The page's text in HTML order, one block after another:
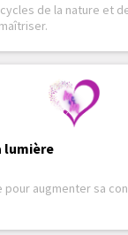
de la nature et
lumière
pour augmenter sa